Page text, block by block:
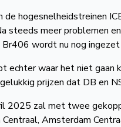
de hogesnelheidstreinen
steeds meer problemen
wordt nu nog
echter waar het niet gaan
prijzen dat DB en
2025 zal met twee
Amsterdam